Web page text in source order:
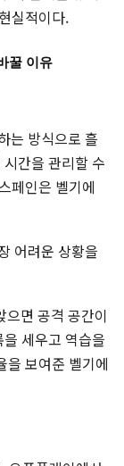
실적이다.
꿀 이유
는 방식으로 흘
간을 관리할 수
페인은 벨기에
어려운 상황을
면 공격 공간이
세우고 역습을
을 보여준 벨기에